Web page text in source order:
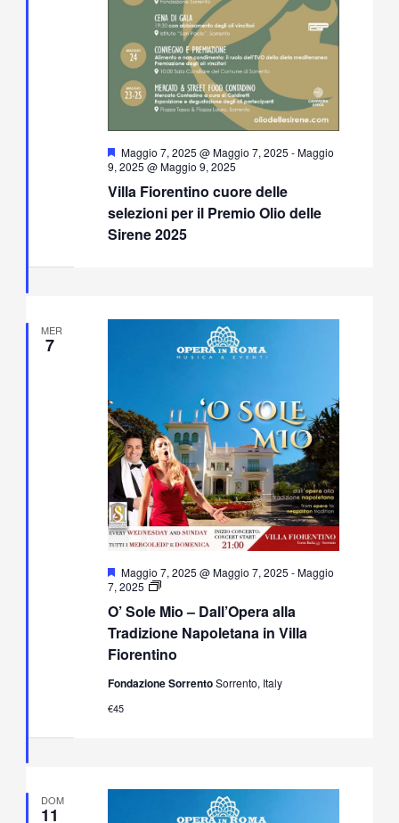
Villa Fiorentino cuore delle
selezioni per il Premio Olio delle
Sirene 2025
Segnalati
Maggio 7, 2025 @ Maggio 7, 2025 -Maggio
9, 2025 @ Maggio 9, 2025
MER
7
O’ Sole Mio – Dall’Opera alla
Tradizione Napoletana in Villa
Fiorentino
Segnalati
Maggio 7, 2025 @ Maggio 7, 2025 -Maggio
7, 2025
O’
Mio
–
Dall’Opera
alla
Napoletana
Fondazione SorrentoSorrento, Italy
€45
DOM
11